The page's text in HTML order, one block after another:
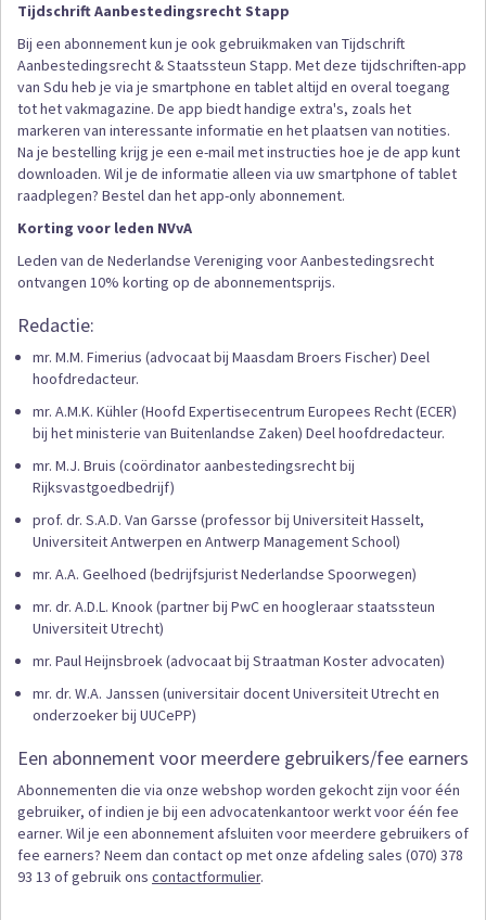
Tijdschrift Aanbestedingsrecht Stapp
Bij een abonnement kun je ook gebruikmaken van Tijdschrift
Aanbestedingsrecht & Staatssteun Stapp. Met deze tijdschriften-app
van Sdu heb je via je smartphone en tablet altijd en overal toegang
tot het vakmagazine. De app biedt handige extra's, zoals het
markeren van interessante informatie en het plaatsen van notities.
Na je bestelling krijg je een e-mail met instructies hoe je de app kunt
downloaden. Wil je de informatie alleen via uw smartphone of tablet
raadplegen? Bestel dan het app-only abonnement.
Korting voor leden NVvA
Leden van de Nederlandse Vereniging voor Aanbestedingsrecht
ontvangen 10% korting op de abonnementsprijs.
Redactie:
mr. M.M. Fimerius (advocaat bij Maasdam Broers Fischer) Deel
hoofdredacteur.
mr. A.M.K. Kühler (Hoofd Expertisecentrum Europees Recht (ECER)
bij het ministerie van Buitenlandse Zaken) Deel hoofdredacteur.
mr. M.J. Bruis (coördinator aanbestedingsrecht bij
Rijksvastgoedbedrijf)
prof. dr. S.A.D. Van Garsse (professor bij Universiteit Hasselt,
Universiteit Antwerpen en Antwerp Management School)
mr. A.A. Geelhoed (bedrijfsjurist Nederlandse Spoorwegen)
mr. dr. A.D.L. Knook (partner bij PwC en hoogleraar staatssteun
Universiteit Utrecht)
mr. Paul Heijnsbroek (advocaat bij Straatman Koster advocaten)
mr. dr. W.A. Janssen (universitair docent Universiteit Utrecht en
onderzoeker bij UUCePP)
Een abonnement voor meerdere gebruikers/fee earners
Abonnementen die via onze webshop worden gekocht zijn voor één
gebruiker, of indien je bij een advocatenkantoor werkt voor één fee
earner. Wil je een abonnement afsluiten voor meerdere gebruikers of
fee earners? Neem dan contact op met onze afdeling sales (070) 378
93 13 of gebruik ons contactformulier.